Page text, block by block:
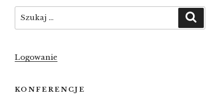
Logowanie
KONFERENCJE